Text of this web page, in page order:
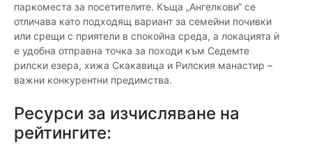
паркоместа за посетителите. Къща „Ангелкови“ се
отличава като подходящ вариант за семейни почивки
или срещи с приятели в спокойна среда, а локацията ѝ
е удобна отправна точка за походи към Седемте
рилски езера, хижа Скакавица и Рилския манастир –
важни конкурентни предимства.
Ресурси за изчисляване на
рейтингите: